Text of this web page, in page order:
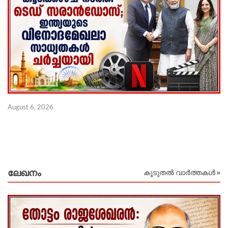
August 6, 2026
ലേഖനം കൂടുതൽ വാർത്തകൾ »